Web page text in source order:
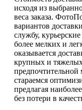
исходя из
веса заказа.
вариантов
службу,
более мелких и
оказывается
крупных и
предпочтительной
стараемся
предлагая
без потери в